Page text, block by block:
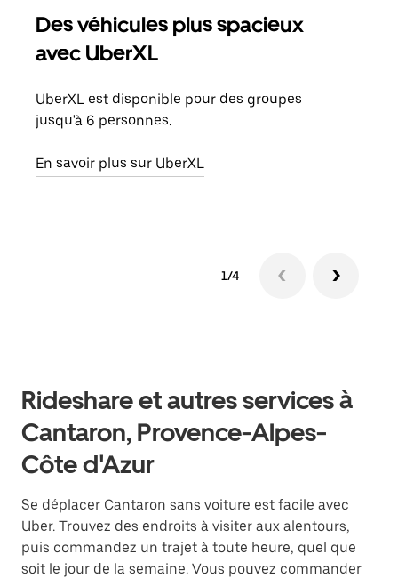
Des véhicules plus spacieux
avec UberXL
UberXL est disponible pour des groupes
jusqu'à 6 personnes.
En savoir plus sur UberXL
1/4
Rideshare et autres services à
Cantaron, Provence-Alpes-
Côte d'Azur
Se déplacer Cantaron sans voiture est facile avec
Uber. Trouvez des endroits à visiter aux alentours,
puis commandez un trajet à toute heure, quel que
soit le jour de la semaine. Vous pouvez commander